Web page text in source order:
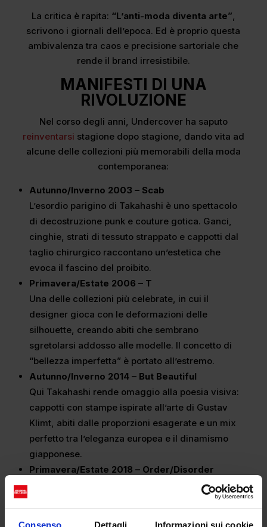
Consenso Dettagli Informazioni sui cookie
La critica è rapita: “L’anti-moda diventa arte”,
scrivono i giornali dell’epoca. Ed è proprio questa
ambivalenza tra caos e precisione sartoriale che
rende il brand irresistibile.
MANIFESTI DI UNA
RIVOLUZIONE
Nel corso degli anni, Undercover ha saputo
reinventarsi stagione dopo stagione, dando vita ad
alcune delle collezioni più memorabili della moda
contemporanea:
Autunno/Inverno 2003 – Scab
L’esordio parigino di Takahashi è uno spettacolo
di decostruzione punk e couture gotica. Ganci,
cinghie, strati di tessuto strappato e cappotti dal
taglio chirurgico raccontano un’estetica che
evoca il fascino del proibito.
Primavera/Estate 2006 – T
Una delle collezioni più celebrate, in cui il
designer gioca con le deformazioni delle
silhouette, creando abiti che sembrano
sgretolarsi addosso alle modelle. Il concetto di
“bellezza imperfetta” è portato all’estremo.
Autunno/Inverno 2014 – But Beautiful
Qui Takahashi rende omaggio alla poesia visiva:
cappotti con stampe ispirate all’arte di Gustav
Klimt, abiti dalle proporzioni esagerate e un mix
perfetto tra l’eleganza europea e il dinamismo
giapponese.
Primavera/Estate 2018 – Order/Disorder
Un’esplosione di caos controllato, tra t-shirt
sovrapposte, grafiche ispirate ai capolavori del